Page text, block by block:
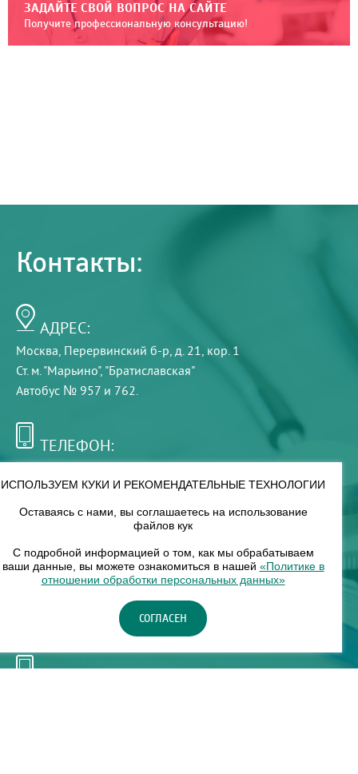
ЗАДАЙТЕ СВОЙ ВОПРОС НА САЙТЕ
Получите профессиональную консультацию!
Контакты:
АДРЕС:
Москва, Перервинский б-р, д. 21, кор. 1
Ст. м. "Марьино", "Братиславская"
Автобус № 957 и 762.
ТЕЛЕФОН:
РЕЖИМ РАБОТЫ:
8 — 18
НАШ ФИЛИАЛ:
Москва, м. Нагорное, Нагорный б-р, д. 19, кор. 1
ИСПОЛЬЗУЕМ КУКИ И РЕКОМЕНДАТЕЛЬНЫЕ ТЕХНОЛОГИИ
Оставаясь с нами, вы соглашаетесь на использование
файлов кук
С подробной информацией о том, как мы обрабатываем
ваши данные, вы можете ознакомиться в нашей «Политике в
отношении обработки персональных данных»
СОГЛАСЕН